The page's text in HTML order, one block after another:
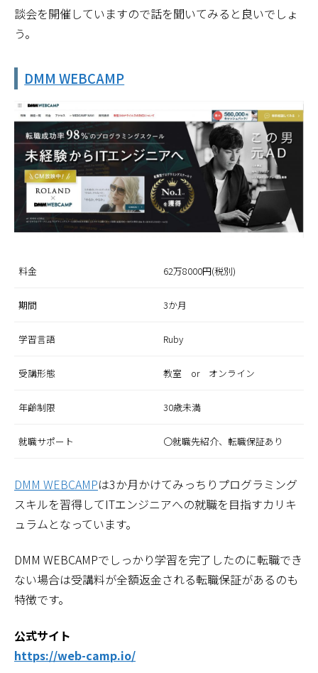
談会を開催していますので話を聞いてみると良いでしょ
う。
DMM WEBCAMP
料金 62万8000円(税別)
期間 3か月
学習言語 Ruby
受講形態 教室 or オンライン
年齢制限 30歳未満
就職サポート 〇就職先紹介、転職保証あり
DMM WEBCAMPは3か月かけてみっちりプログラミング
スキルを習得してITエンジニアへの就職を目指すカリキ
ュラムとなっています。
DMM WEBCAMPでしっかり学習を完了したのに転職でき
ない場合は受講料が全額返金される転職保証があるのも
特徴です。
公式サイト
https://web-camp.io/